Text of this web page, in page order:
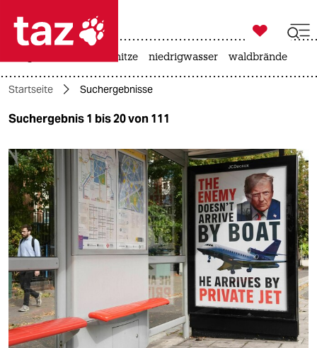
 taz zahl ich
taz zahl ich
themen
politik
öko
gesellschaft
kultur
sport
berlin

taz zahl ich
hitze niedrigwasser waldbrände
Startseite Suchergebnisse
Suchergebnis 1 bis 20 von 111